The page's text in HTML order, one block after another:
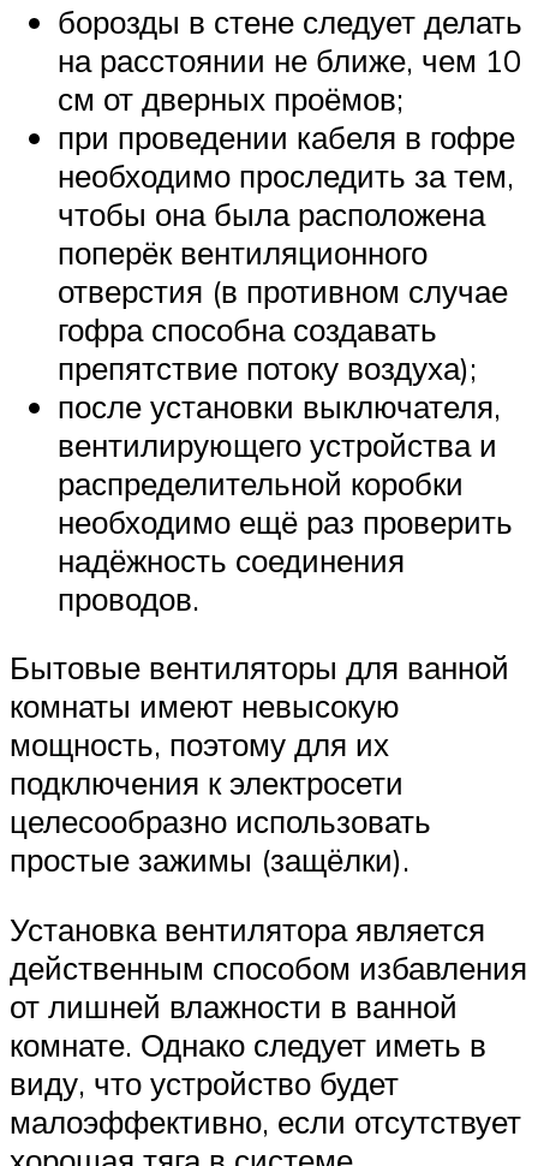
борозды в стене следует делать
на расстоянии не ближе, чем 10
см от дверных проёмов;
при проведении кабеля в гофре
необходимо проследить за тем,
чтобы она была расположена
поперёк вентиляционного
отверстия (в противном случае
гофра способна создавать
препятствие потоку воздуха);
после установки выключателя,
вентилирующего устройства и
распределительной коробки
необходимо ещё раз проверить
надёжность соединения
проводов.
Бытовые вентиляторы для ванной
комнаты имеют невысокую
мощность, поэтому для их
подключения к электросети
целесообразно использовать
простые зажимы (защёлки).
Установка вентилятора является
действенным способом избавления
от лишней влажности в ванной
комнате. Однако следует иметь в
виду, что устройство будет
малоэффективно, если отсутствует